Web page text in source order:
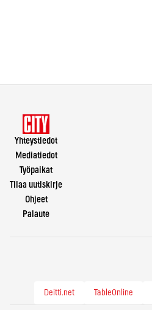
Yhteystiedot
Mediatiedot
Työpaikat
Tilaa uutiskirje
Ohjeet
Palaute
Deitti.net TableOnline